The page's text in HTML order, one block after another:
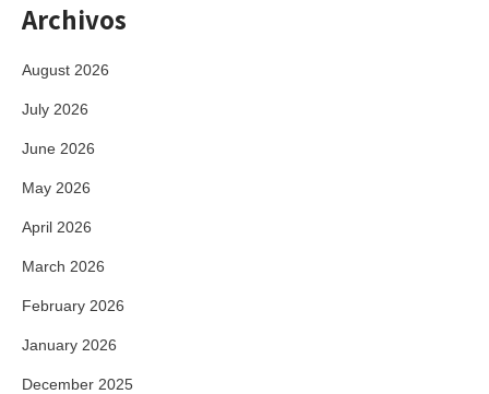
Archivos
August 2026
July 2026
June 2026
May 2026
April 2026
March 2026
February 2026
January 2026
December 2025